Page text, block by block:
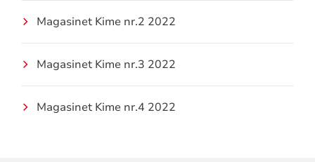
Magasinet Kime nr.2 2022
Magasinet Kime nr.3 2022
Magasinet Kime nr.4 2022